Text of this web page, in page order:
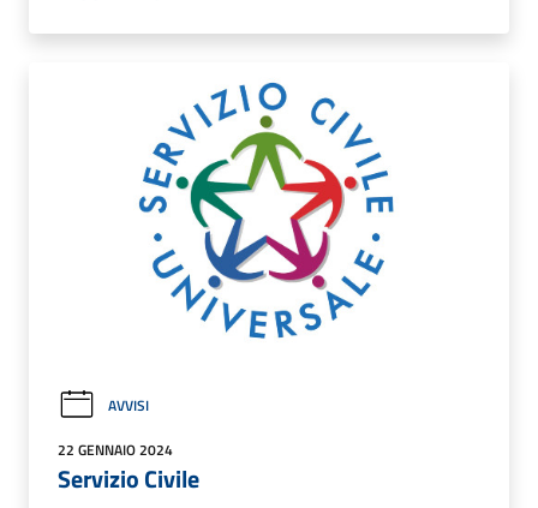
AVVISI
22 GENNAIO 2024
Servizio Civile